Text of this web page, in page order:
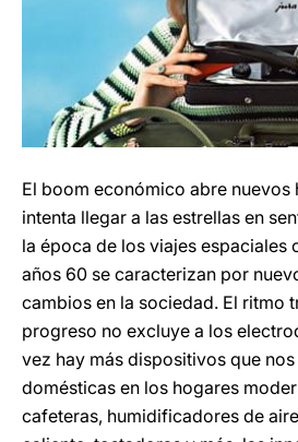
El boom económico abre nuevos
intenta llegar a las estrellas en
la época de los viajes espaciales
años 60 se caracterizan por
cambios en la sociedad. El ritmo
progreso no excluye a los
vez hay más dispositivos que
domésticas en los hogares
cafeteras, humidificadores de